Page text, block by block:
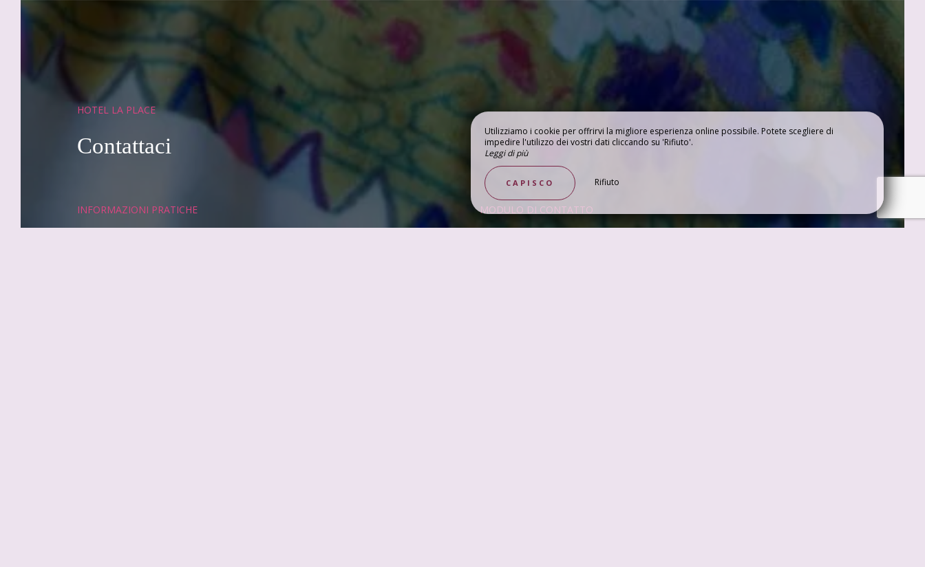
SCOPRI LA REGIONE MEDIA
HOTEL LA PLACE
Contattaci
INFORMAZIONI PRATICHE MODULO DI CONTATTO
Utilizziamo i cookie per offrirvi la migliore esperienza online possibile. Potete scegliere di
impedire l'utilizzo dei vostri dati cliccando su 'Rifiuto'.
Leggi di più
CAPISCO Rifiuto